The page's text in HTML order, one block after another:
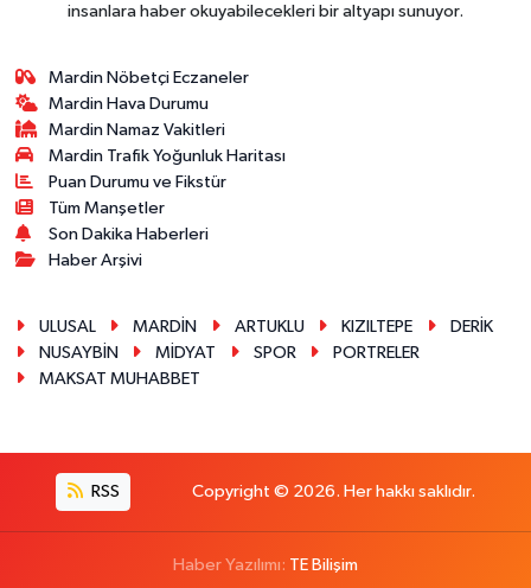
insanlara haber okuyabilecekleri bir altyapı sunuyor.
Mardin Nöbetçi Eczaneler
Mardin Hava Durumu
Mardin Namaz Vakitleri
Mardin Trafik Yoğunluk Haritası
Puan Durumu ve Fikstür
Tüm Manşetler
Son Dakika Haberleri
Haber Arşivi
ULUSAL MARDİN ARTUKLU KIZILTEPE
DERİK
NUSAYBİN
MİDYAT SPOR
PORTRELER
MAKSAT MUHABBET
RSS Copyright © 2026. Her hakkı saklıdır.
Haber Yazılımı: TE Bilişim